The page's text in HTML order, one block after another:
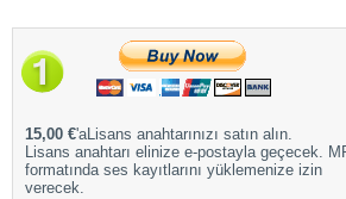
15,00 €'aLisans anahtarınızı satın alın.
Lisans anahtarı elinize e-postayla geçecek.
formatında ses kayıtlarını yüklemenize izin
verecek.